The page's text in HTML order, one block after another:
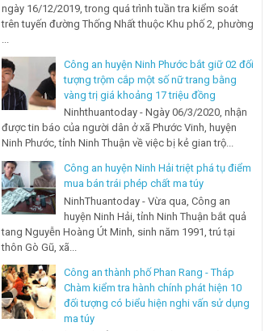
ngày 16/12/2019, trong quá trình tuần tra kiểm soát
trên tuyến đường Thống Nhất thuộc Khu phố 2, phường
Công an huyện Ninh Phước bắt giữ 02 đối
tượng trộm cắp một số nữ trang bằng
vàng trị giá khoảng 17 triệu đồng
Ninhthuantoday - Ngày 06/3/2020, nhận
được tin báo của người dân ở xã Phước Vinh, huyện
Ninh Phước, tỉnh Ninh Thuận về việc bị kẻ gian trộ...
Công an huyện Ninh Hải triệt phá tụ điểm
mua bán trái phép chất ma túy
NinhThuantoday - Vừa qua, Công an
huyện Ninh Hải, tỉnh Ninh Thuận bắt quả
tang Nguyễn Hoàng Út Minh, sinh năm 1991, trú tại
thôn Gò Gũ, xã...
Công an thành phố Phan Rang - Tháp
Chàm kiểm tra hành chính phát hiện 10
đối tượng có biểu hiện nghi vấn sử dụng
ma túy